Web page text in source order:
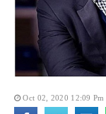
Oct 02, 2020 12:09 Pm